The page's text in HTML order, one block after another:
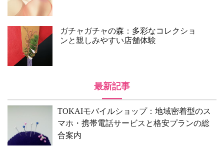
ガチャガチャの森：多彩なコレクショ
ンと親しみやすい店舗体験
最新記事
TOKAIモバイルショップ：地域密着型のス
マホ・携帯電話サービスと格安プランの総
合案内